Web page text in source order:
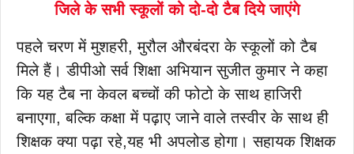
जिले के सभी स्कूलों को दो-दो टैब दिये जाएंगे
पहले चरण में मुशहरी, मुरौल औरबंदरा के स्कूलों को टैब
मिले हैं। डीपीओ सर्व शिक्षा अभियान सुजीत कुमार ने कहा
कि यह टैब ना केवल बच्चों की फोटो के साथ हाजिरी
बनाएगा, बल्कि कक्षा में पढ़ाए जाने वाले तस्वीर के साथ ही
शिक्षक क्या पढ़ा रहे,यह भी अपलोड होगा। सहायक शिक्षक